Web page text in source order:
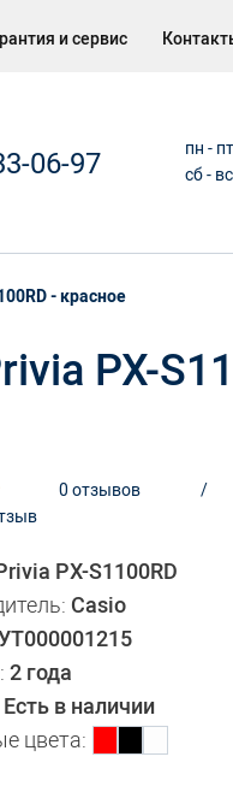
и сервис
06-97
пн -
сб -
- красное
PX-
0 отзывов
/
PX-S1100RD
Casio
2 года
Есть в наличии
цвета: